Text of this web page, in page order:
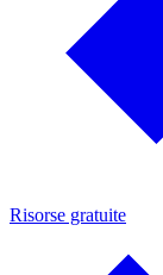
Risorse gratuite